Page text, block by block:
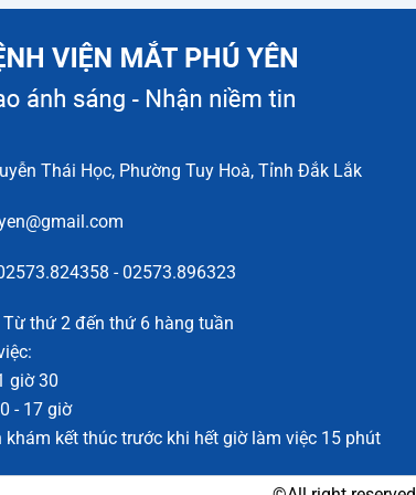
Thái Học, Phường Tuy Hoà, Tỉnh Đắk Lắk
- 02573.896323
thứ 2 đến thứ 6 hàng tuần
giờ 30
- 17 giờ
khám kết thúc trước khi hết giờ làm việc 15 phút